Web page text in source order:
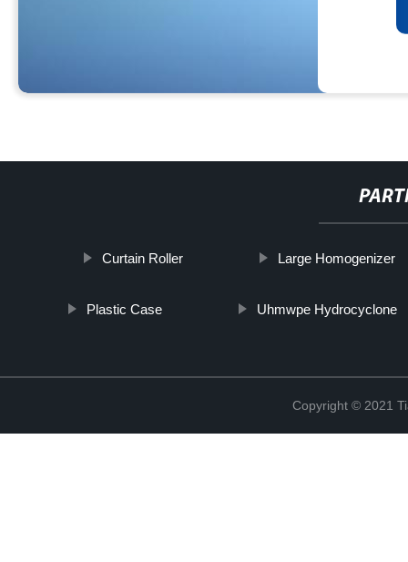
Curtain Roller Large Homogenizer
Plastic Case Uhmwpe Hydrocyclone
Copyright © 2021